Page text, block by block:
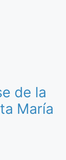
de la
María